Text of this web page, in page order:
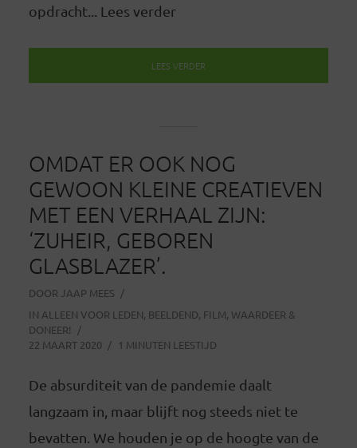
opdracht... Lees verder
LEES VERDER
OMDAT ER OOK NOG
GEWOON KLEINE CREATIEVEN
MET EEN VERHAAL ZIJN:
‘ZUHEIR, GEBOREN
GLASBLAZER’.
DOOR JAAP MEES
IN ALLEEN VOOR LEDEN, BEELDEND, FILM, WAARDEER &
DONEER!
22 MAART 2020
1 MINUTEN LEESTIJD
De absurditeit van de pandemie daalt
langzaam in, maar blijft nog steeds niet te
bevatten. We houden je op de hoogte van de